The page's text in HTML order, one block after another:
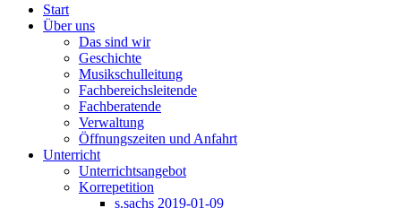
Start
Über uns
Das sind wir
Geschichte
Musikschulleitung
Fachbereichsleitende
Fachberatende
Verwaltung
Öffnungszeiten und Anfahrt
Unterricht
Unterrichtsangebot
Korrepetition
s.sachs 2019-01-09